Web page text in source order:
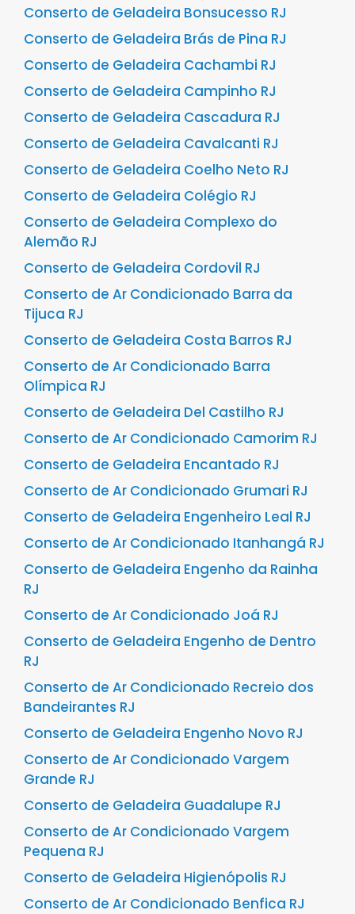
Conserto de Geladeira Bonsucesso RJ
Conserto de Geladeira Brás de Pina RJ
Conserto de Geladeira Cachambi RJ
Conserto de Geladeira Campinho RJ
Conserto de Geladeira Cascadura RJ
Conserto de Geladeira Cavalcanti RJ
Conserto de Geladeira Coelho Neto RJ
Conserto de Geladeira Colégio RJ
Conserto de Geladeira Complexo do
Alemão RJ
Conserto de Geladeira Cordovil RJ
Conserto de Ar Condicionado Barra da
Tijuca RJ
Conserto de Geladeira Costa Barros RJ
Conserto de Ar Condicionado Barra
Olímpica RJ
Conserto de Geladeira Del Castilho RJ
Conserto de Ar Condicionado Camorim RJ
Conserto de Geladeira Encantado RJ
Conserto de Ar Condicionado Grumari RJ
Conserto de Geladeira Engenheiro Leal RJ
Conserto de Ar Condicionado Itanhangá RJ
Conserto de Geladeira Engenho da Rainha
RJ
Conserto de Ar Condicionado Joá RJ
Conserto de Geladeira Engenho de Dentro
RJ
Conserto de Ar Condicionado Recreio dos
Bandeirantes RJ
Conserto de Geladeira Engenho Novo RJ
Conserto de Ar Condicionado Vargem
Grande RJ
Conserto de Geladeira Guadalupe RJ
Conserto de Ar Condicionado Vargem
Pequena RJ
Conserto de Geladeira Higienópolis RJ
Conserto de Ar Condicionado Benfica RJ